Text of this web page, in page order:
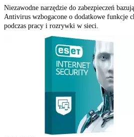
Niezawodne narzędzie do zabezpieczeń
Antivirus wzbogacone o dodatkowe funkcje
podczas pracy i rozrywki w sieci.